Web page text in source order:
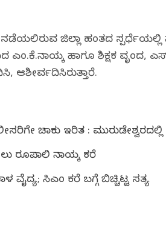
ಜಿಲ್ಲಾ ಹಂತದ ಸ್ಪರ್ಧೆಯಲ್ಲಿ
ಎಂ.ಕೆ.ನಾಯ್ಕ ಹಾಗೂ ಶಿಕ್ಷಕ ವೃಂದ,
ಆಶೀರ್ವದಿಸಿರುತ್ತಾರೆ.
ಚಾಕು ಇರಿತ : ಮುರುಡೇಶ್ವರದಲ್ಲಿ
ರೂಪಾಲಿ ನಾಯ್ಕ ಕರೆ
ವೈದ್ಯ; ಸಿಎಂ ಕರೆ ಬಗ್ಗೆ ಬಿಚ್ಚಿಟ್ಟ ಸತ್ಯ